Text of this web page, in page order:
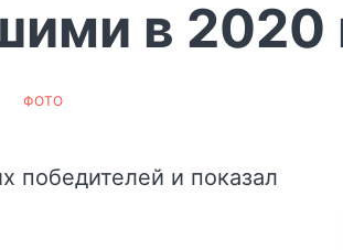
в 2020
ФОТО